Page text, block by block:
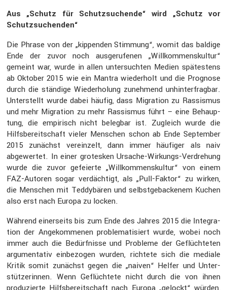
Aus „Schutz für Schutz­su­chende“ wird „Schutz vor
Schutz­su­chenden“
Die Phrase von der „kippenden Stimmung“, womit das baldige
Ende der zuvor noch ausge­ru­fenen „Willkom­mens­kultur“
gemeint war, wurde in allen unter­suchten Medien spätes­tens
ab Oktober 2015 wie ein Mantra wieder­holt und die Prognose
durch die ständige Wieder­ho­lung zuneh­mend unhin­ter­fragbar.
Unter­stellt wurde dabei häufig, dass Migra­tion zu Rassismus
und mehr Migra­tion zu mehr Rassismus führt – eine Behaup­
tung, die empirisch nicht belegbar ist. Zugleich wurde die
Hilfs­be­reit­schaft vieler Menschen schon ab Ende September
2015 zunächst verein­zelt, dann immer häufiger als naiv
abgewertet. In einer grotesken Ursache-Wirkungs-Verdre­hung
wurde die zuvor gefei­erte „Willkom­mens­kultur“ von einem
FAZ-Autoren sogar verdäch­tigt, als „Pull-Faktor“ zu wirken,
die Menschen mit Teddy­bären und selbst­ge­ba­ckenem Kuchen
also erst nach Europa zu locken.
Während einer­seits bis zum Ende des Jahres 2015 die Integra­
tion der Angekom­menen proble­ma­ti­siert wurde, wobei noch
immer auch die Bedürf­nisse und Probleme der Geflüch­teten
argumen­tativ einbe­zogen wurden, richtete sich die mediale
Kritik somit zunächst gegen die „naiven“ Helfer und Unter­
stüt­ze­rinnen. Wenn Geflüch­tete nicht durch die von ihnen
produ­zierte Hilfs­be­reit­schaft nach Europa „gelockt“ würden,